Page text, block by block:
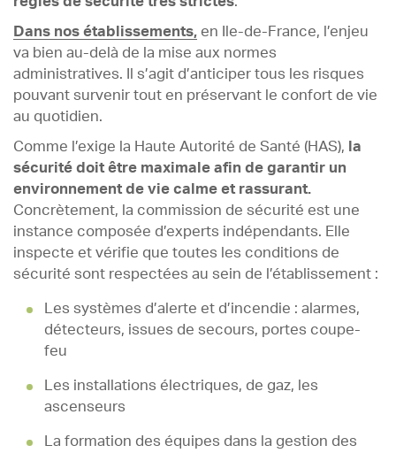
Dans nos établissements, en Ile-de-France, l’enjeu
va bien au-delà de la mise aux normes
administratives. Il s’agit d’anticiper tous les risques
pouvant survenir tout en préservant le confort de vie
au quotidien.
Comme l’exige la Haute Autorité de Santé (HAS),
la
sécurité doit être maximale afin de garantir un
environnement de vie calme et rassurant.
Concrètement, la commission de sécurité est une
instance composée d’experts indépendants. Elle
inspecte et vérifie que toutes les conditions de
sécurité sont respectées au sein de l’établissement :
Les systèmes d’alerte et d’incendie : alarmes,
détecteurs, issues de secours, portes coupe-
feu
Les installations électriques, de gaz, les
ascenseurs
La formation des équipes dans la gestion des